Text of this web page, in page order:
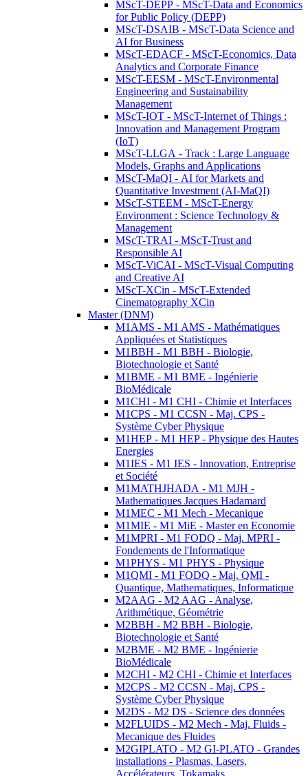
MScT-DEPP - MScT-Data and Economics
for Public Policy (DEPP)
MScT-DSAIB - MScT-Data Science and
AI for Business
MScT-EDACF - MScT-Economics, Data
Analytics and Corporate Finance
MScT-EESM - MScT-Environmental
Engineering and Sustainability
Management
MScT-IOT - MScT-Internet of Things :
Innovation and Management Program
(IoT)
MScT-LLGA - Track : Large Language
Models, Graphs and Applications
MScT-MaQI - AI for Markets and
Quantitative Investment (AI-MaQI)
MScT-STEEM - MScT-Energy
Environment : Science Technology &
Management
MScT-TRAI - MScT-Trust and
Responsible AI
MScT-ViCAI - MScT-Visual Computing
and Creative AI
MScT-XCin - MScT-Extended
Cinematography XCin
Master (DNM)
M1AMS - M1 AMS - Mathématiques
Appliquées et Statistiques
M1BBH - M1 BBH - Biologie,
Biotechnologie et Santé
M1BME - M1 BME - Ingénierie
BioMédicale
M1CHI - M1 CHI - Chimie et Interfaces
M1CPS - M1 CCSN - Maj. CPS -
Système Cyber Physique
M1HEP - M1 HEP - Physique des Hautes
Energies
M1IES - M1 IES - Innovation, Entreprise
et Société
M1MATHJHADA - M1 MJH -
Mathematiques Jacques Hadamard
M1MEC - M1 Mech - Mecanique
M1MIE - M1 MiE - Master en Economie
M1MPRI - M1 FODQ - Maj. MPRI -
Fondements de l'Informatique
M1PHYS - M1 PHYS - Physique
M1QMI - M1 FODQ - Maj. QMI -
Quantique, Mathematiques, Informatique
M2AAG - M2 AAG - Analyse,
Arithmétique, Géométrie
M2BBH - M2 BBH - Biologie,
Biotechnologie et Santé
M2BME - M2 BME - Ingénierie
BioMédicale
M2CHI - M2 CHI - Chimie et Interfaces
M2CPS - M2 CCSN - Maj. CPS -
Système Cyber Physique
M2DS - M2 DS - Science des données
M2FLUIDS - M2 Mech - Maj. Fluids -
Mecanique des Fluides
M2GIPLATO - M2 GI-PLATO - Grandes
installations - Plasmas, Lasers,
Accélérateurs, Tokamaks